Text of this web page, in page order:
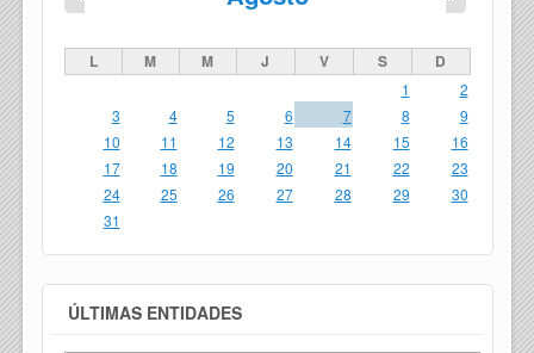
L M M J V S D
1
2
3
4 5 6 7 8
9
10
11 12 13 14 15
16
17
18 19 20 21 22
23
24
25 26 27 28 29
30
31
ÚLTIMAS ENTIDADES